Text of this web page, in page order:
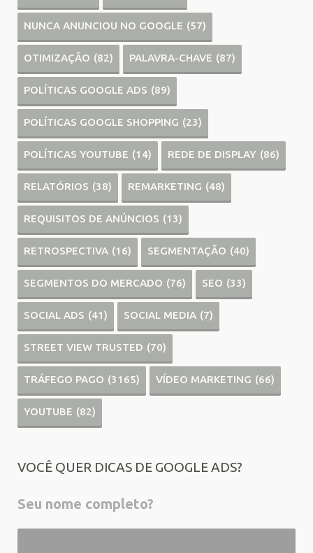
NUNCA ANUNCIOU NO GOOGLE (57)
OTIMIZAÇÃO (82) PALAVRA-CHAVE (87)
POLÍTICAS GOOGLE ADS (89)
POLÍTICAS GOOGLE SHOPPING (23)
POLÍTICAS YOUTUBE (14) REDE DE DISPLAY (86)
RELATÓRIOS (38) REMARKETING (48)
REQUISITOS DE ANÚNCIOS (13)
RETROSPECTIVA (16) SEGMENTAÇÃO (40)
SEGMENTOS DO MERCADO (76) SEO (33)
SOCIAL ADS (41) SOCIAL MEDIA (7)
STREET VIEW TRUSTED (70)
TRÁFEGO PAGO (3165) VÍDEO MARKETING (66)
YOUTUBE (82)
VOCÊ QUER DICAS DE GOOGLE ADS?
Seu nome completo?